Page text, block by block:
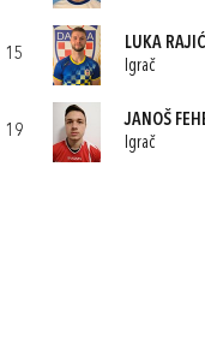
15
LUKA RAJIĆ
Igrač
19
JANOŠ
Igrač